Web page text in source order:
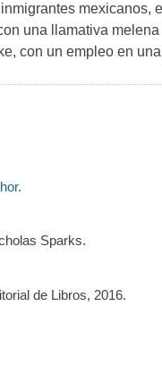
mexicanos,
una llamativa
con un empleo en
Sparks.
de Libros, 2016.